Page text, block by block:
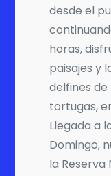
desde el
horas,
paisajes y
delfines
tortugas,
Llegada a
Domingo,
la Reserva